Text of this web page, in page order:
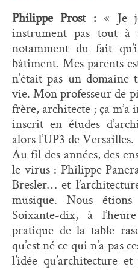
Philippe Prost :« Je
instrument pas tout à
notamment du fait
bâtiment. Mes parents
n’était pas un domaine
vie. Mon professeur de
frère, architecte ; ça m’a
inscrit en études
alors l’UP3 de Versailles.
Au fil des années, des
le virus : Philippe
Bresler… et
musique. Nous
Soixante-dix, à
pratique de la table
qu’est né ce qui n’a pas
l’idée qu’architecture